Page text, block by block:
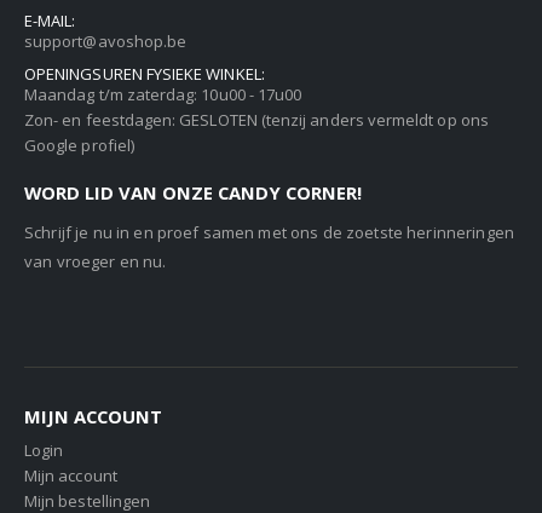
E-MAIL:
support@avoshop.be
OPENINGSUREN FYSIEKE WINKEL:
Maandag t/m zaterdag: 10u00 - 17u00
Zon- en feestdagen: GESLOTEN (tenzij anders vermeldt op ons
Google profiel)
WORD LID VAN ONZE CANDY CORNER!
Schrijf je nu in en proef samen met ons de zoetste herinneringen
van vroeger en nu.
MIJN ACCOUNT
Login
Mijn account
Mijn bestellingen